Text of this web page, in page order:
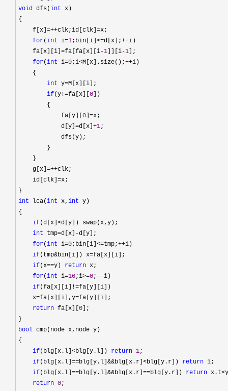
void dfs(int x)
{
    f[x]
=++clk;id[clk]=x;
for(int i=1;bin[i]<=d[x];++i)
    fa[x][i]
=fa[fa[x][i-1 ]][i-1 ];
for(int i=0;i<M[x].size();++i)
    {
int y=M[x][i];
if(y!=fa[x][ 0 ])
        {
            fa[y][
0 ]=x;
            d[y]
=d[x]+1;
            dfs(y);
        }
    }
    g[x]
=++clk;
    id[clk]
=x;
int lca(int x, int y)
{
if(d[x]<d[y]) swap(x,y);
int tmp=d[x]-d[y];
for(int i=0;bin[i]<=tmp;++i)
if(tmp&bin[i]) x=fa[x][i];
if(x==y) return x;
for(int i=16;i>=0;--i)
if(fa[x][i]!=fa[y][i])
    x
=fa[x][i],y=fa[y][i];
return fa[x][ 0 ];
bool cmp(node x,node y)
{
if(blg[x.l]<blg[y.l]) return 1;
if(blg[x.l]==blg[y.l]&&blg[x.r]<blg[y.r]) return 1;
if(blg[x.l]==blg[y.l]&&blg[x.r]==blg[y.r]) return x.t<
return 0;